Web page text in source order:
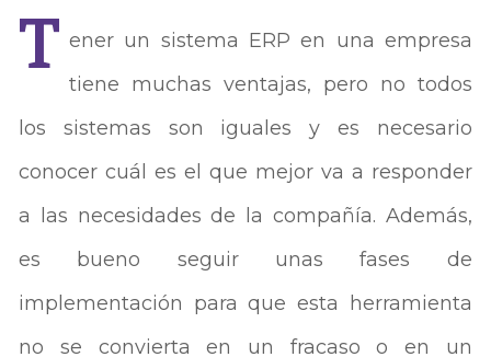
T ener un sistema ERP en una empresa
tiene muchas ventajas, pero no todos
los sistemas son iguales y es necesario
conocer cuál es el que mejor va a responder
a las necesidades de la compañía. Además,
es bueno seguir unas fases de
implementación para que esta herramienta
no se convierta en un fracaso o en un